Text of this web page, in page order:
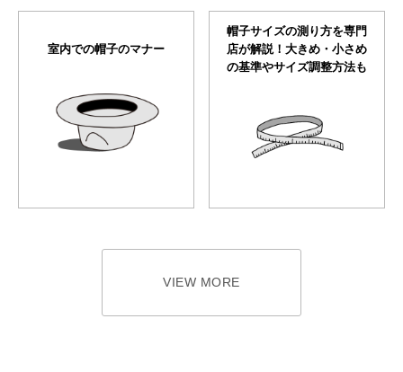
室内での帽子のマナー
帽子サイズの測り方を専門
店が解説！大きめ・小さめ
の基準やサイズ調整方法も
VIEW MORE